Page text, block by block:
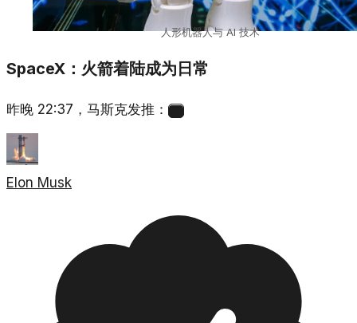
人形机器人与 AI 技术
SpaceX：火箭着陆成为日常
昨晚 22:37，马斯克发推：
Elon Musk